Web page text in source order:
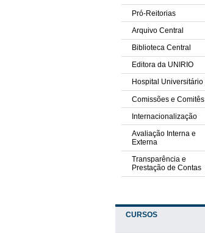
Pró-Reitorias
Arquivo Central
Biblioteca Central
Editora da UNIRIO
Hospital Universitário
Comissões e Comitês
Internacionalização
Avaliação Interna e
Externa
Transparência e
Prestação de Contas
CURSOS